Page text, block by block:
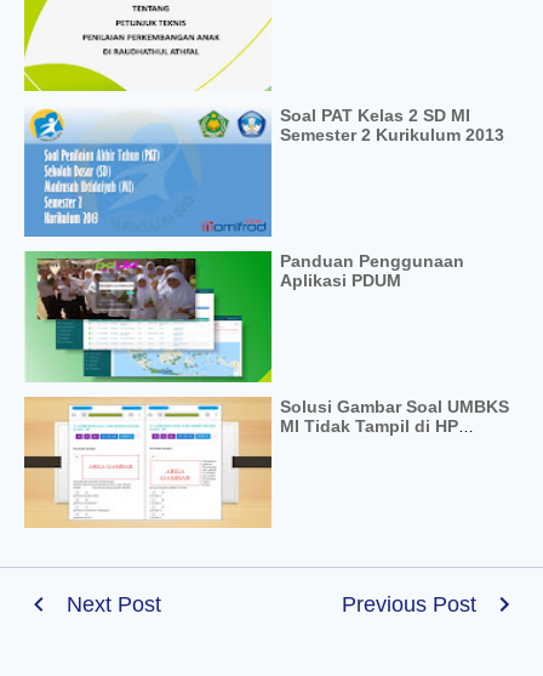
Soal PAT Kelas 2 SD MI
Semester 2 Kurikulum 2013
Panduan Penggunaan
Aplikasi PDUM
Solusi Gambar Soal UMBKS
MI Tidak Tampil di HP
Next Post Previous Post